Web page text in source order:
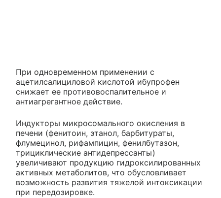
При одновременном применении с
ацетилсалициловой кислотой ибупрофен
снижает ее противовоспалительное и
антиагрегантное действие.
Индукторы микросомального окисления в
печени (фенитоин, этанол, барбитураты,
флумецинол, рифампицин, фенилбутазон,
трициклические антидепрессанты)
увеличивают продукцию гидроксилированных
активных метаболитов, что обусловливает
возможность развития тяжелой интоксикации
при передозировке.